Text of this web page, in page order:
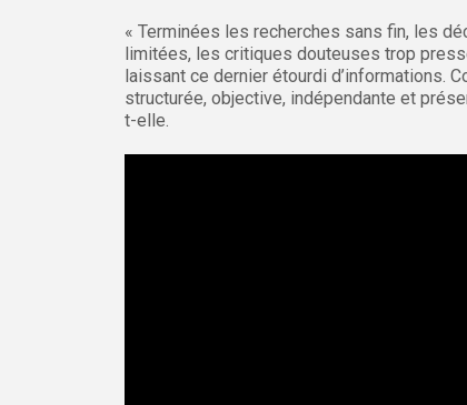
« Terminées les recherches sans fin, les
limitées, les critiques douteuses trop
laissant ce dernier étourdi d’informations.
structurée, objective, indépendante et
t-elle.